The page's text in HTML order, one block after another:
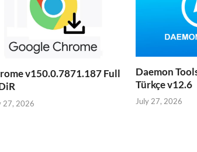
v150.0.7871.187 Full
27, 2026
Daemon
Türkçe v12.6
July 27, 2026